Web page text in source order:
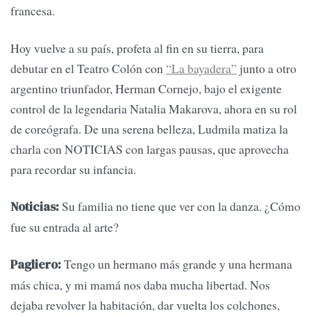
francesa.
Hoy vuelve a su país, profeta al fin en su tierra, para
debutar en el Teatro Colón con “La bayadera” junto a otro
argentino triunfador, Herman Cornejo, bajo el exigente
control de la legendaria Natalia Makarova, ahora en su rol
de coreógrafa. De una serena belleza, Ludmila matiza la
charla con NOTICIAS con largas pausas, que aprovecha
para recordar su infancia.
Noticias:Su familia no tiene que ver con la danza. ¿Cómo
fue su entrada al arte?
Pagliero:Tengo un hermano más grande y una hermana
más chica, y mi mamá nos daba mucha libertad. Nos
dejaba revolver la habitación, dar vuelta los colchones,